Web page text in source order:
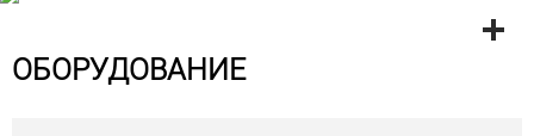
ОБОРУДОВАНИЕ